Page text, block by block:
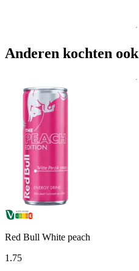
Anderen kochten ook
Red Bull White peach
1 .75